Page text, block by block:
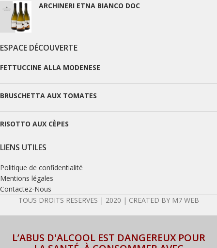
ARCHINERI ETNA BIANCO DOC
ESPACE DÉCOUVERTE
FETTUCCINE ALLA MODENESE
BRUSCHETTA AUX TOMATES
RISOTTO AUX CÈPES
LIENS UTILES
Politique de confidentialité
Mentions légales
Contactez-Nous
TOUS DROITS RESERVES | 2020 | CREATED BY M7 WEB
L’ABUS D'ALCOOL EST DANGEREUX POUR